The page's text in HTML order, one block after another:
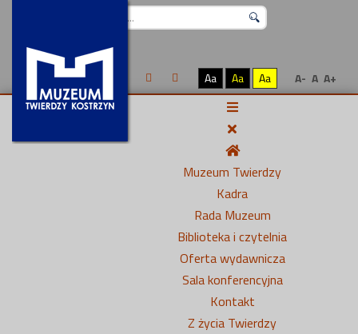
Aa Aa Aa A- A A+
Muzeum Twierdzy
Kadra
Rada Muzeum
Biblioteka i czytelnia
Oferta wydawnicza
Sala konferencyjna
Kontakt
Z życia Twierdzy